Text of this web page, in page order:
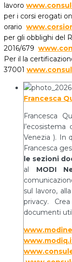
lavoro
per i corsi erogati
orario
per gli obblighi del
2016/679
Per il la
37001
Francesca
Francesca
l’ecosistema
Venezia ). In
Francesca
le sezioni
al MODI
sul lavoro,
privacy.
documenti